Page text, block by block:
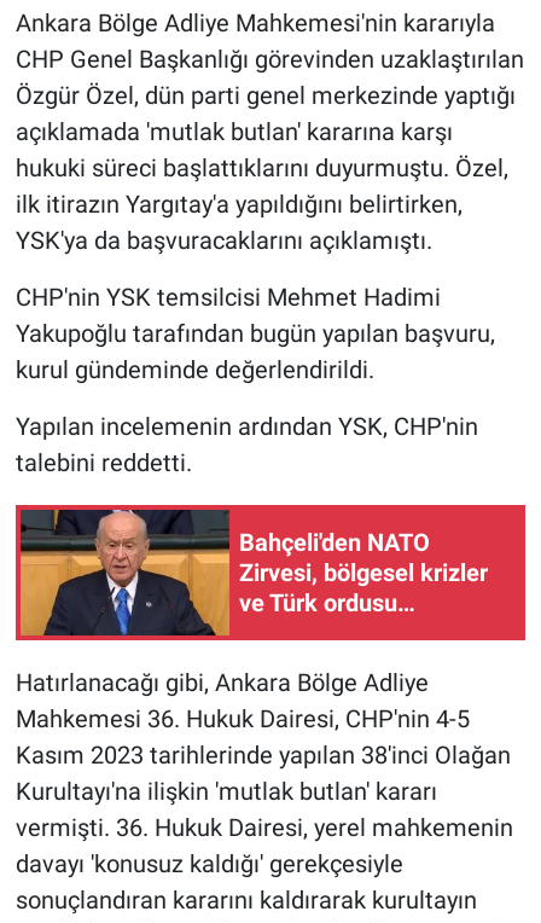
Ankara Bölge Adliye Mahkemesi'nin kararıyla
CHP Genel Başkanlığı görevinden uzaklaştırılan
Özgür Özel, dün parti genel merkezinde yaptığı
açıklamada 'mutlak butlan' kararına karşı
hukuki süreci başlattıklarını duyurmuştu. Özel,
ilk itirazın Yargıtay'a yapıldığını belirtirken,
YSK'ya da başvuracaklarını açıklamıştı.
CHP'nin YSK temsilcisi Mehmet Hadimi
Yakupoğlu tarafından bugün yapılan başvuru,
kurul gündeminde değerlendirildi.
Yapılan incelemenin ardından YSK, CHP'nin
talebini reddetti.
Bahçeli'den NATO
Zirvesi, bölgesel krizler
ve Türk ordusu
devlettir'
Hatırlanacağı gibi, Ankara Bölge Adliye
Mahkemesi 36. Hukuk Dairesi, CHP'nin 4-5
Kasım 2023 tarihlerinde yapılan 38'inci Olağan
Kurultayı'na ilişkin 'mutlak butlan' kararı
vermişti. 36. Hukuk Dairesi, yerel mahkemenin
davayı 'konusuz kaldığı' gerekçesiyle
sonuçlandıran kararını kaldırarak kurultayın
HABERDE İNSAN
EĞİTİM
BİLİM VE TEKNOLOJİ
Güvenlik
Bölge